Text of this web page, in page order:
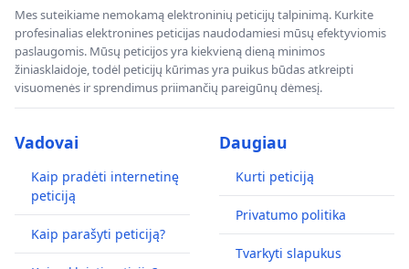
Mes suteikiame nemokamą elektroninių peticijų talpinimą. Kurkite
profesinalias elektronines peticijas naudodamiesi mūsų efektyviomis
paslaugomis. Mūsų peticijos yra kiekvieną dieną minimos
žiniasklaidoje, todėl peticijų kūrimas yra puikus būdas atkreipti
visuomenės ir sprendimus priimančių pareigūnų dėmesį.
Vadovai
Kaip pradėti internetinę
peticiją
Kaip parašyti peticiją?
Daugiau
Kurti peticiją
Privatumo politika
Tvarkyti slapukus